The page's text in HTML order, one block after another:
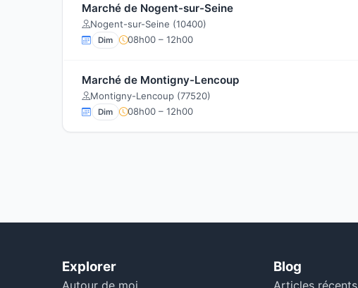
Marché de Nogent-sur-Seine
Nogent-sur-Seine (10400)
Dim 08h00 – 12h00
Marché de Montigny-Lencoup
Montigny-Lencoup (77520)
Dim 08h00 – 12h00
Explorer
Autour de moi
Blog
Articles récents